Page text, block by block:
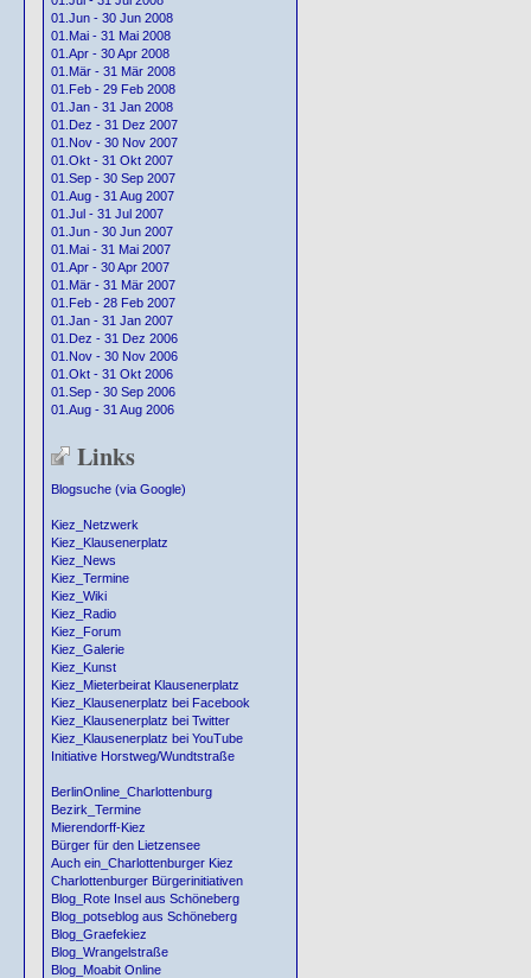
01.Jun - 30 Jun 2008
01.Mai - 31 Mai 2008
01.Apr - 30 Apr 2008
01.Mär - 31 Mär 2008
01.Feb - 29 Feb 2008
01.Jan - 31 Jan 2008
01.Dez - 31 Dez 2007
01.Nov - 30 Nov 2007
01.Okt - 31 Okt 2007
01.Sep - 30 Sep 2007
01.Aug - 31 Aug 2007
01.Jul - 31 Jul 2007
01.Jun - 30 Jun 2007
01.Mai - 31 Mai 2007
01.Apr - 30 Apr 2007
01.Mär - 31 Mär 2007
01.Feb - 28 Feb 2007
01.Jan - 31 Jan 2007
01.Dez - 31 Dez 2006
01.Nov - 30 Nov 2006
01.Okt - 31 Okt 2006
01.Sep - 30 Sep 2006
01.Aug - 31 Aug 2006
Links
Blogsuche (via Google)
Kiez_Netzwerk
Kiez_Klausenerplatz
Kiez_News
Kiez_Termine
Kiez_Wiki
Kiez_Radio
Kiez_Forum
Kiez_Galerie
Kiez_Kunst
Kiez_Mieterbeirat Klausenerplatz
Kiez_Klausenerplatz bei Facebook
Kiez_Klausenerplatz bei Twitter
Kiez_Klausenerplatz bei YouTube
Initiative Horstweg/Wundtstraße
BerlinOnline_Charlottenburg
Bezirk_Termine
Mierendorff-Kiez
Bürger für den Lietzensee
Auch ein_Charlottenburger Kiez
Charlottenburger Bürgerinitiativen
Blog_Rote Insel aus Schöneberg
Blog_potseblog aus Schöneberg
Blog_Graefekiez
Blog_Wrangelstraße
Blog_Moabit Online